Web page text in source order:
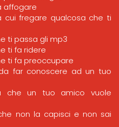
affogare
cui fregare qualcosa che ti
ti passa gli mp3
ti fa ridere
ti fa preoccupare
far conoscere ad un tuo
che un tuo amico vuole
non la capisci e non sai